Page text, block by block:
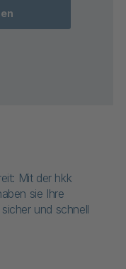
Mit der hkk
sie Ihre
und schnell